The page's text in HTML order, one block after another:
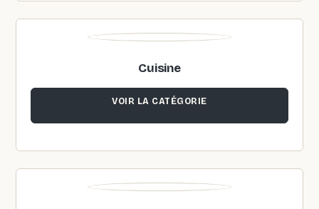
Cuisine
VOIR LA CATÉGORIE